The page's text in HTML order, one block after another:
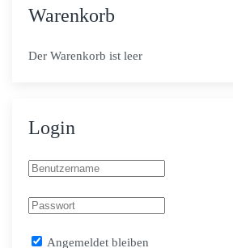
Warenkorb
Der Warenkorb ist leer
Login
Angemeldet bleiben